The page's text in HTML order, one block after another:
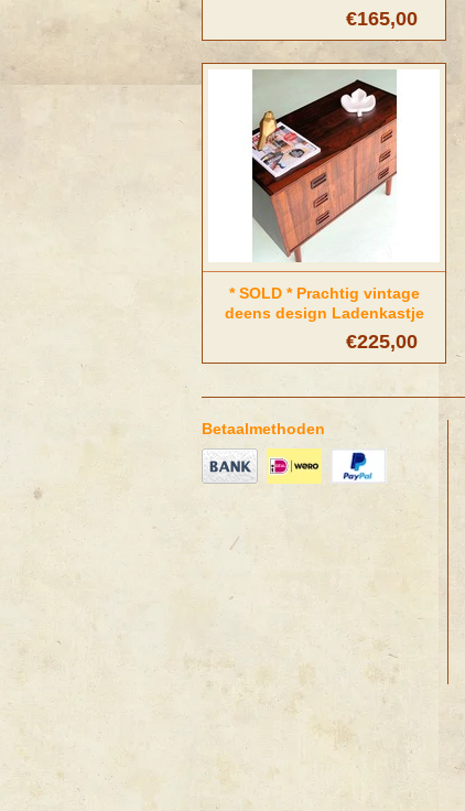
€165,00
* SOLD * Prachtig vintage
deens design Ladenkastje
€225,00
Betaalmethoden